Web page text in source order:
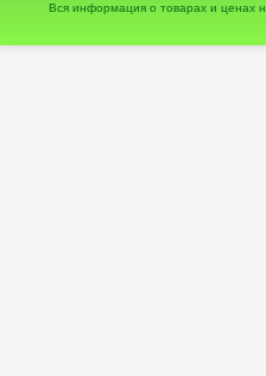
Вся информация о товарах и ценах